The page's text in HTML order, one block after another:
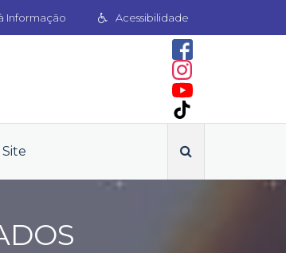
Acessibilidade
Informação